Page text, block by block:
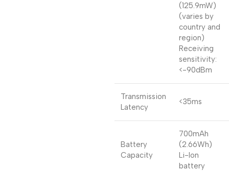
(125.9mW)
(varies by
country and
region)
Receiving
sensitivity:
<-90dBm
Transmission
Latency
<35ms
Battery
Capacity
700mAh
(2.66Wh)
Li-lon
battery